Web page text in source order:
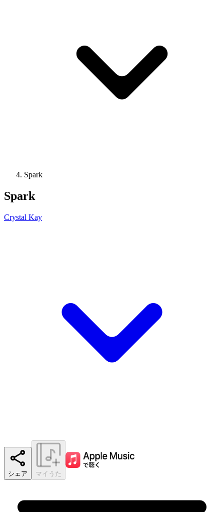
Spark
Spark
Crystal Kay
シェア マイうた